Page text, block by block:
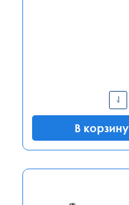
В корзину